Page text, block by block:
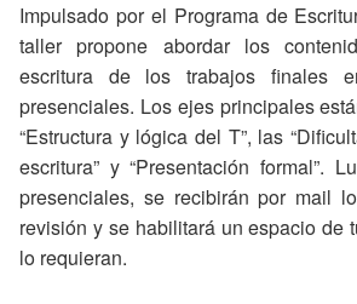
Impulsado por el Programa de
taller propone abordar los
escritura de los trabajos finales
presenciales. Los ejes principales
“Estructura y lógica del T”, las
escritura” y “Presentación formal”.
presenciales, se recibirán por mail
revisión y se habilitará un espacio de
lo requieran.